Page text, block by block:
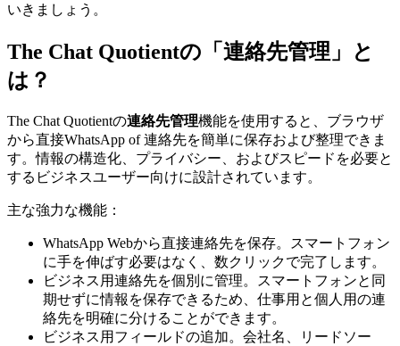
いきましょう。
The Chat Quotientの「連絡先管理」と
は？
The Chat Quotientの連絡先管理機能を使用すると、ブラウザ
から直接WhatsApp of 連絡先を簡単に保存および整理できま
す。情報の構造化、プライバシー、およびスピードを必要と
するビジネスユーザー向けに設計されています。
主な強力な機能：
WhatsApp Webから直接連絡先を保存。スマートフォン
に手を伸ばす必要はなく、数クリックで完了します。
ビジネス用連絡先を個別に管理。スマートフォンと同
期せずに情報を保存できるため、仕事用と個人用の連
絡先を明確に分けることができます。
ビジネス用フィールドの追加。会社名、リードソー